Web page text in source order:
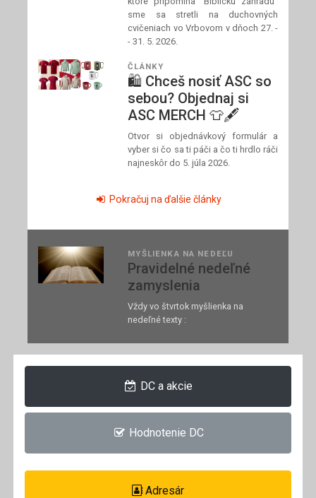
sme sa stretli na duchovných
cvičeniach vo Vrbovom v dňoch 27. -
- 31. 5. 2026.
ČLÁNKY
🛍️ Chceš nosiť ASC so
sebou? Objednaj si
ASC MERCH 👕🖋️
Otvor si objednávkový formulár a
vyber si čo sa ti páči a čo ti hrdlo ráči
najneskôr do 5. júla 2026.
Pokračuj na ďalšie články
MYŠLIENKA NA NEDEĽU
Pravidelné nedeľné
zamyslenia
Vždy vo štvrtok myšlienka na
nedeľné texty :
DC a akcie
Hodnotenie DC
Adresár